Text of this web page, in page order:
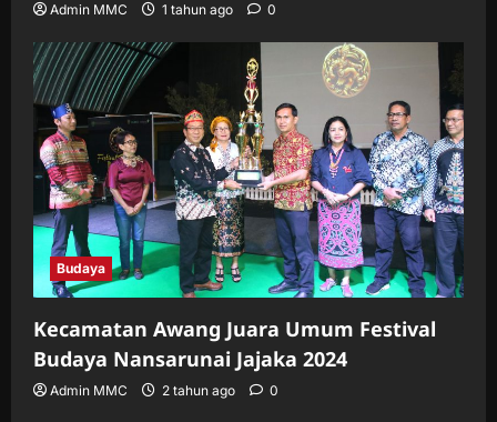
Admin MMC 1 tahun ago 0
Budaya
Kecamatan Awang Juara Umum Festival
Budaya Nansarunai Jajaka 2024
Admin MMC 2 tahun ago 0